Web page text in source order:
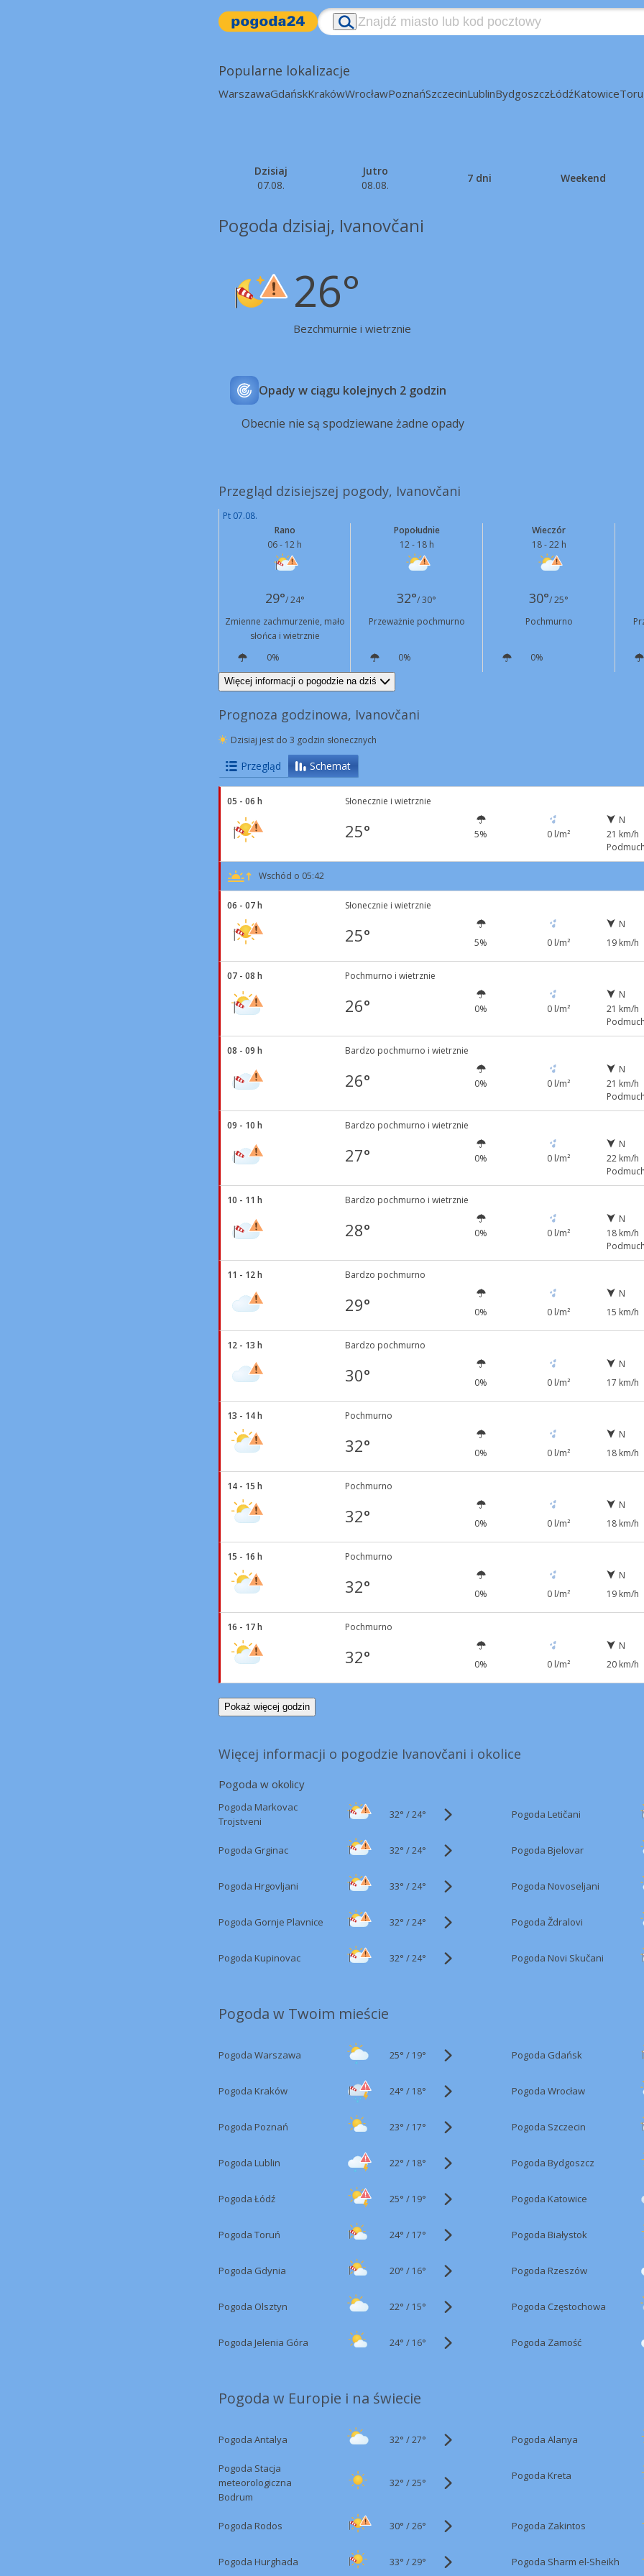
Popularne lokalizacje
WarszawaGdańskKrakówWrocławPoznańSzczecinLublinBydgoszczŁódźKatowice
Dzisiaj
07.08.
Jutro
08.08.
7 dni Weekend
Pogoda dzisiaj, Ivanovčani
26°
Bezchmurnie i wietrznie
Opady w ciągu kolejnych 2 godzin
Obecnie nie są spodziewane żadne opady
Przegląd dzisiejszej pogody, Ivanovčani
Pt 07.08.
Rano
06 - 12 h
Popołudnie
12 - 18 h
Wieczór
18 - 22 h
29°/ 24° 32°/ 30° 30°/ 25°
Zmienne zachmurzenie, mało
słońca i wietrznie
Przeważnie pochmurno Pochmurno
0% 0% 0%
N
20 km/h
Podmuchy
45 km/h
Więcej informacji o pogodzie na dziś
Prognoza godzinowa, Ivanovčani
Dzisiaj jest do 3 godzin słonecznych
Przegląd Schemat
05 - 06 h Słonecznie i wietrznie
25° 5% 0 l/m²
N
21 km/h
Wschód o 05:42
06 - 07 h Słonecznie i wietrznie
25° 5% 0 l/m²
N
19 km/h
07 - 08 h Pochmurno i wietrznie
26° 0% 0 l/m²
N
21 km/h
08 - 09 h Bardzo pochmurno i wietrznie
26° 0% 0 l/m²
N
21 km/h
09 - 10 h Bardzo pochmurno i wietrznie
27° 0% 0 l/m²
N
22 km/h
10 - 11 h Bardzo pochmurno i wietrznie
28° 0% 0 l/m²
N
18 km/h
11 - 12 h Bardzo pochmurno
29° 0% 0 l/m²
N
15 km/h
12 - 13 h Bardzo pochmurno
30° 0% 0 l/m²
N
17 km/h
13 - 14 h Pochmurno
32° 0% 0 l/m²
N
18 km/h
14 - 15 h Pochmurno
32° 0% 0 l/m²
N
18 km/h
15 - 16 h Pochmurno
32° 0% 0 l/m²
N
19 km/h
16 - 17 h Pochmurno
32° 0% 0 l/m²
N
20 km/h
Pokaż więcej godzin
Więcej informacji o pogodzie Ivanovčani i okolice
Pogoda w okolicy
Pogoda Markovac
Trojstveni
32° /24° Pogoda Letičani
Pogoda Grginac 32° /24° Pogoda Bjelovar
Pogoda Hrgovljani 33° /24° Pogoda Novoseljani
Pogoda Gornje Plavnice 32° /24° Pogoda Ždralovi
Pogoda Kupinovac 32° /24° Pogoda Novi Skučani
Pogoda w Twoim mieście
Pogoda Warszawa 25° / 19° Pogoda Gdańsk
Pogoda Kraków 24° / 18° Pogoda Wrocław
Pogoda Poznań 23° / 17° Pogoda Szczecin
Pogoda Lublin 22° / 18° Pogoda Bydgoszcz
Pogoda Łódź 25° / 19° Pogoda Katowice
Pogoda Toruń 24° / 17° Pogoda Białystok
Pogoda Gdynia 20° / 16° Pogoda Rzeszów
Pogoda Olsztyn 22° / 15° Pogoda Częstochowa
Pogoda Jelenia Góra 24° / 16° Pogoda Zamość
Pogoda w Europie i na świecie
Pogoda Antalya 32° /27° Pogoda Alanya
Pogoda Stacja
meteorologiczna
Bodrum
32° /25°
Pogoda Kreta
Pogoda Rodos 30° /26° Pogoda Zakintos
Pogoda Hurghada 33° /29° Pogoda Sharm el-Sheikh